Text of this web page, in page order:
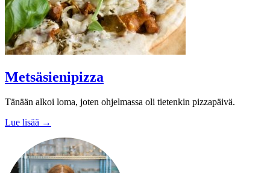
Metsäsienipizza
Tänään alkoi loma, joten ohjelmassa oli tietenkin pizzapäivä.
Lue lisää →